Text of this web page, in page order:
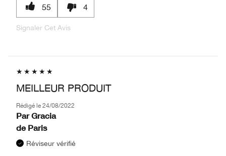
55 4
Signaler Cet Avis
MEILLEUR PRODUIT
Rédigé le 24/08/2022
Par Gracia
de Paris
Réviseur vérifié